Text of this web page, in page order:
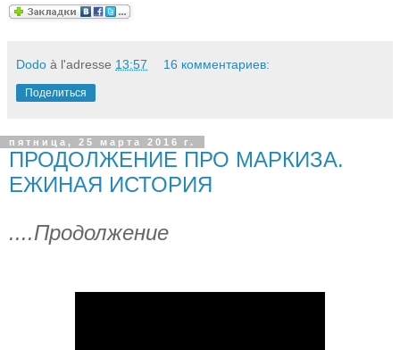
Dodo à l'adresse 13:57 16 комментариев:
Поделиться
пятница, 25 марта 2016 г.
ПРОДОЛЖЕНИЕ ПРО МАРКИЗА.
ЕЖИНАЯ ИСТОРИЯ
....Продолжение